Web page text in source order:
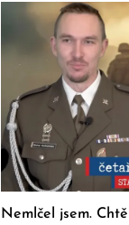
Nemlčel jsem.